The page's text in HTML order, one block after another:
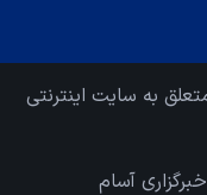
به سایت اینترنتی
آسام